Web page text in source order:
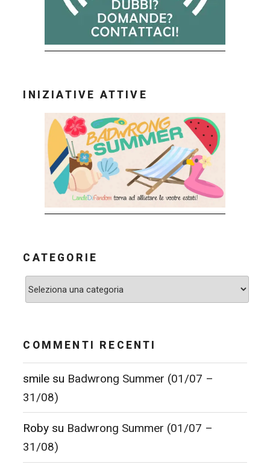
INIZIATIVE ATTIVE
CATEGORIE
Categorie
COMMENTI RECENTI
smile su Badwrong Summer (01/07 –
31/08)
Roby su Badwrong Summer (01/07 –
31/08)